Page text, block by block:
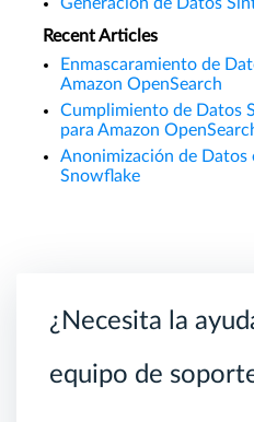
Recent Articles
Enmascaramiento de
Amazon OpenSearch
Cumplimiento de Datos
para Amazon
Anonimización de Datos
Snowflake
¿Necesita la
equipo de